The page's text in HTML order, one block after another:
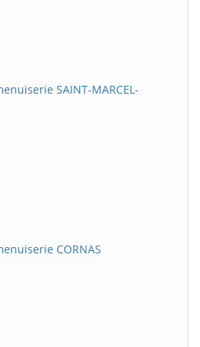
SAINT-MARCEL-
CORNAS